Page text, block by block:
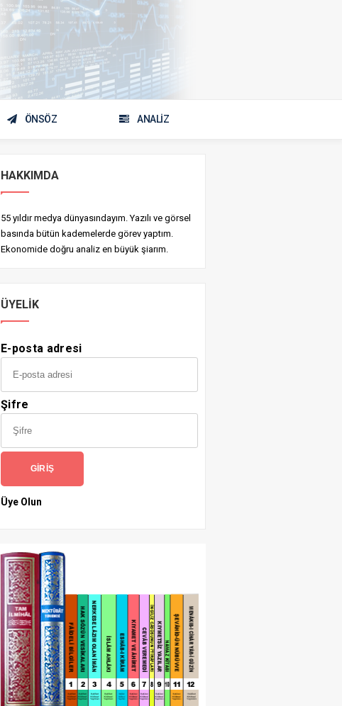
ÖNSÖZ ANALİZ
HAKKIMDA
55 yıldır medya dünyasındayım. Yazılı ve görsel
basında bütün kademelerde görev yaptım.
Ekonomide doğru analiz en büyük şiarım.
ÜYELIK
E-posta adresi
Şifre
GIRIŞ
Üye Olun